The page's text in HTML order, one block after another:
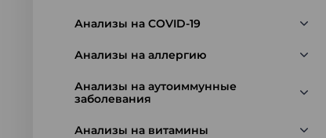
Анализы на COVID-19
Анализы на аллергию
Анализы на аутоиммунные
заболевания
Анализы на витамины